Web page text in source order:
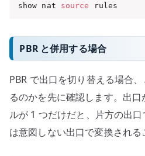
show nat source rules
PBR と併用する場合
PBR で出口を切り替える場合
るのかを先に確認します。出
ルが 1 つだけだと、片方の出
は意図しない出口で変換される